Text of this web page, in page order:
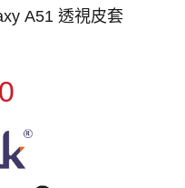
A51 透視皮套